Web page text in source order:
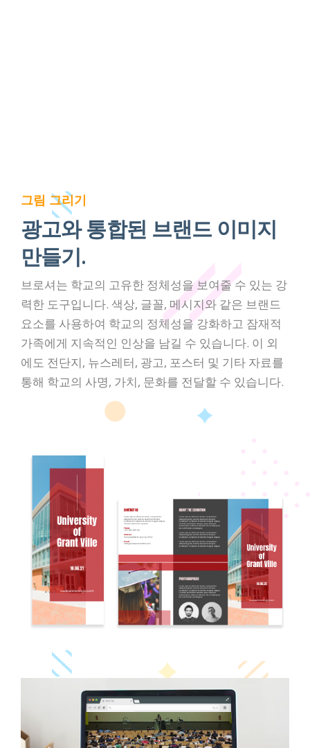
그림 그리기
광고와 통합된 브랜드 이미지
만들기.
브로셔는 학교의 고유한 정체성을 보여줄 수 있는 강
력한 도구입니다. 색상, 글꼴, 메시지와 같은 브랜드
요소를 사용하여 학교의 정체성을 강화하고 잠재적
가족에게 지속적인 인상을 남길 수 있습니다. 이 외
에도 전단지, 뉴스레터, 광고, 포스터 및 기타 자료를
통해 학교의 사명, 가치, 문화를 전달할 수 있습니다.